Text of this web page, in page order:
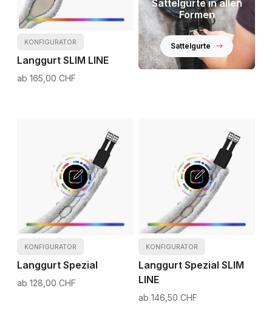
KONFIGURATOR
Langgurt SLIM LINE
165,00 CHF
Sattelgurte in allen
Formen
Sattelgurte
KONFIGURATOR
Langgurt Spezial
128,00 CHF
KONFIGURATOR
Langgurt Spezial SLIM
LINE
146,50 CHF